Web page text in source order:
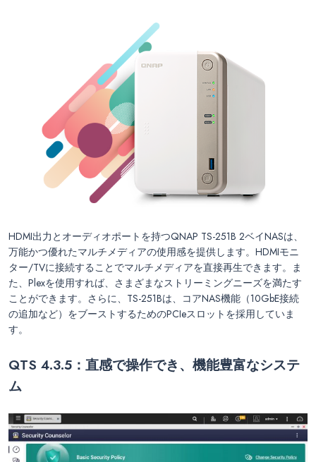
HDMI出力とオーディオポートを持つQNAP TS-251B 2ベイNASは、
万能かつ優れたマルチメディアの使用感を提供します。HDMIモニ
ター/TVに接続することでマルチメディアを直接再生できます。ま
た、Plexを使用すれば、さまざまなストリーミングニーズを満たす
ことができます。さらに、TS-251Bは、コアNAS機能（10GbE接続
の追加など）をブーストするためのPCIeスロットを採用していま
す。
QTS 4.3.5 ：直感で操作でき、機能豊富なシステ
ム